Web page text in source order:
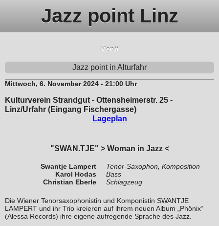
Jazz point Linz
Menü
Jazz point in Alturfahr
Mittwoch, 6. November 2024 - 21:00 Uhr
Kulturverein Strandgut - Ottensheimerstr. 25 -
Linz/Urfahr (Eingang Fischergasse)
Lageplan
"SWAN.TJE" > Woman in Jazz <
Swantje Lampert
Karol Hodas
Christian Eberle
Tenor-Saxophon, Komposition
Bass
Schlagzeug
Die Wiener Tenorsaxophonistin und Komponistin SWANTJE
LAMPERT und ihr Trio kreieren auf ihrem neuen Album „Phönix“
(Alessa Records) ihre eigene aufregende Sprache des Jazz.